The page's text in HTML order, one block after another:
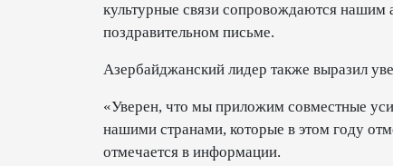
культурные связи сопровождаются нашим
поздравительном письме.
Азербайджанский лидер также выразил
«Уверен, что мы приложим совместные
нашими странами, которые в этом году
отмечается в информации.